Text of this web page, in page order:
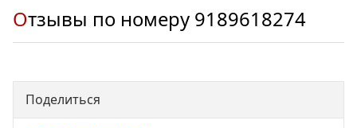
Отзывы по номеру 9189618274
Поделиться